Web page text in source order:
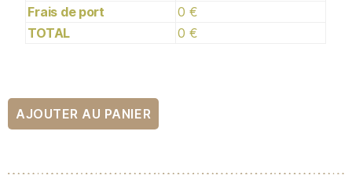
Frais de port
0 €
TOTAL
0 €
AJOUTER AU PANIER